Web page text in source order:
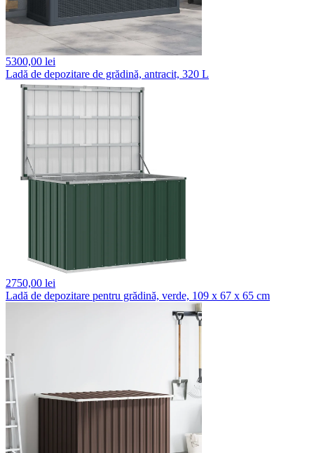
5300,00 lei
Ladă de depozitare de grădină, antracit, 320 L
2750,00 lei
Ladă de depozitare pentru grădină, verde, 109 x 67 x 65 cm